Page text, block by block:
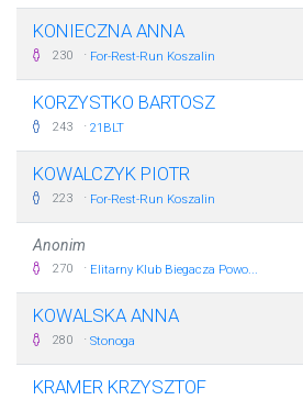
KONIECZNA ANNA
230 · For-Rest-Run Koszalin
KORZYSTKO BARTOSZ
243 · 21BLT
KOWALCZYK PIOTR
223 · For-Rest-Run Koszalin
Anonim
270 · Elitarny Klub Biegacza Powo...
KOWALSKA ANNA
280 · Stonoga
KRAMER KRZYSZTOF